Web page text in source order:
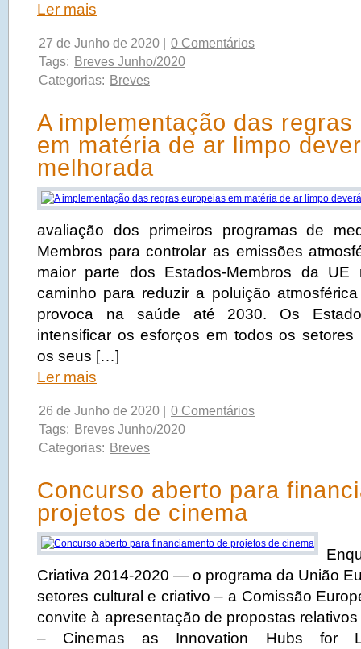
Ler mais
27 de Junho de 2020 |
0 Comentários
Tags: Breves Junho/2020
Categorias: Breves
A implementação das regras
em matéria de ar limpo
melhorada
avaliação dos primeiros programas de
Membros para controlar as emissões
maior parte dos Estados-Membros da
caminho para reduzir a poluição
provoca na saúde até 2030. Os
intensificar os esforços em todos os setores
os seus […]
Ler mais
26 de Junho de 2020 |
0 Comentários
Tags: Breves Junho/2020
Categorias: Breves
Concurso aberto para
projetos de cinema
Criativa 2014-2020 ― o programa da União
setores cultural e criativo – a Comissão
convite à apresentação de propostas
– Cinemas as Innovation Hubs for